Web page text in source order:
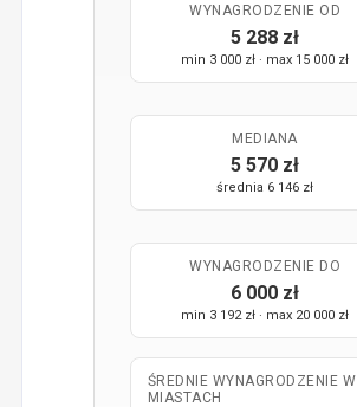
WYNAGRODZENIE OD
5 288 zł
min 3 000 zł · max 15 000 zł
MEDIANA
5 570 zł
średnia 6 146 zł
WYNAGRODZENIE DO
6 000 zł
min 3 192 zł · max 20 000 zł
ŚREDNIE WYNAGRODZENIE W
MIASTACH